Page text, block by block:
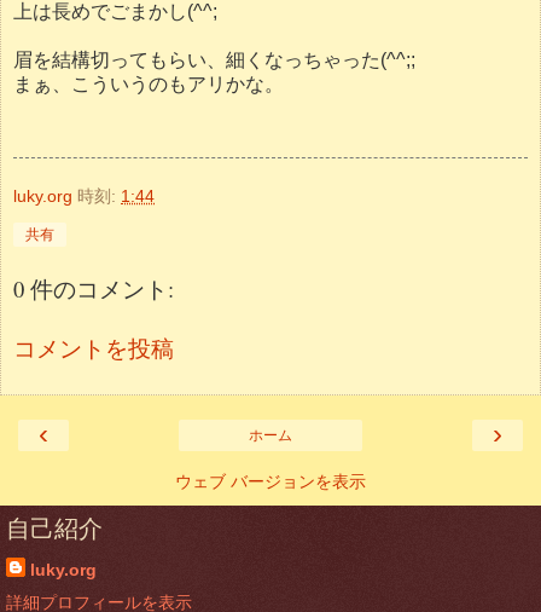
上は長めでごまかし(^^;
眉を結構切ってもらい、細くなっちゃった(^^;;
まぁ、こういうのもアリかな。
luky.org 時刻: 1:44
共有
0 件のコメント:
コメントを投稿
‹ ›
ホーム
ウェブ バージョンを表示
自己紹介
luky.org
詳細プロフィールを表示